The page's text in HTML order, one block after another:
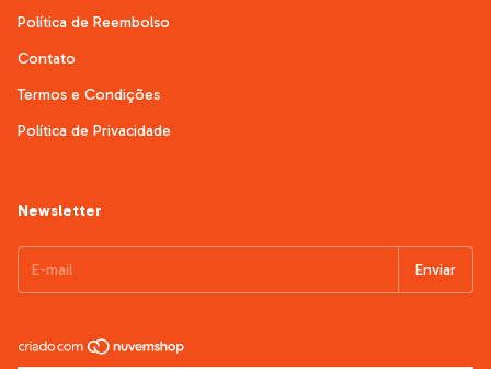
Política de Reembolso
Contato
Termos e Condições
Política de Privacidade
Newsletter